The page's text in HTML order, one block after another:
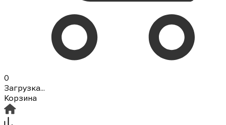
0
Загрузка...
Корзина